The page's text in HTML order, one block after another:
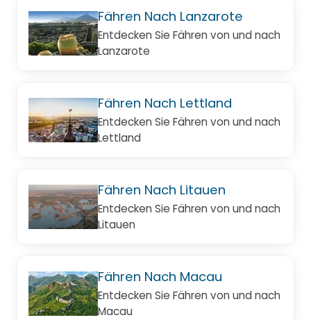
Fähren Nach Lanzarote
Entdecken Sie Fähren von und nach
Lanzarote
Fähren Nach Lettland
Entdecken Sie Fähren von und nach
Lettland
Fähren Nach Litauen
Entdecken Sie Fähren von und nach
Litauen
Fähren Nach Macau
Entdecken Sie Fähren von und nach
Macau